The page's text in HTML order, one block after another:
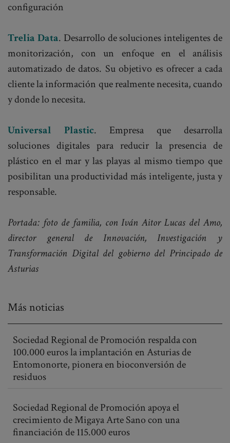
configuración
Trelia Data. Desarrollo de soluciones inteligentes de
monitorización, con un enfoque en el análisis
automatizado de datos. Su objetivo es ofrecer a cada
cliente la información que realmente necesita, cuando
y donde lo necesita.
Universal Plastic. Empresa que desarrolla
soluciones digitales para reducir la presencia de
plástico en el mar y las playas al mismo tiempo que
posibilitan una productividad más inteligente, justa y
responsable.
Portada: foto de familia, con Iván Aitor Lucas del Amo,
director general de Innovación, Investigación y
Transformación Digital del gobierno del Principado de
Asturias
Más noticias
Sociedad Regional de Promoción respalda con
100.000 euros la implantación en Asturias de
Entomonorte, pionera en bioconversión de
residuos
Sociedad Regional de Promoción apoya el
crecimiento de Migaya Arte Sano con una
financiación de 115.000 euros